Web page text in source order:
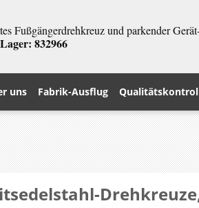
Fußgängerdrehkreuz und parkender
832966
uns Fabrik-Ausflug